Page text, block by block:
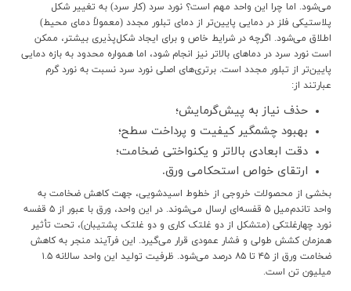
می‌شود. اما چرا این واحد مهم است؟ نورد سرد (کار سرد) به تغییر شکل
پلاستیکی فلز در دمایی پایین‌تر از دمای تبلور مجدد (معمولاً دمای محیط)
اطلاق می‌شود. اگرچه در شرایط خاص و براي ايجاد شكل‌پذيري بيشتر، ممکن
است نورد سرد در دماهای بالاتر نیز انجام شود، اما همواره محدود به بازه دمایی
پایین‌تر از تبلور مجدد است. برتری‌های اصلی نورد سرد نسبت به نورد گرم
عبارتند از:
حذف نیاز به پیش‌گرمایش؛
بهبود چشمگیر کیفیت و پرداخت سطح؛
دقت ابعادی بالاتر و یکنواختی ضخامت؛
ارتقای خواص استحکامی ورق.
بخشی از محصولات خروجی از خطوط اسیدشویی، جهت کاهش ضخامت به
واحد تاندم‌میل ۵ قفسه‌ای ارسال می‌شوند. در این واحد، ورق با عبور از ۵ قفسه
نورد چهارغلتکی (متشکل از دو غلتک کاری و دو غلتک پشتیبان)، تحت تأثیر
همزمان کشش طولی و فشار عمودی قرار می‌گیرد. این فرآیند منجر به کاهش
ضخامت ورق از ۴۵ تا ۸۵ درصد می‌شود. ظرفیت تولید این واحد سالانه ۱.۵
میلیون تن است.